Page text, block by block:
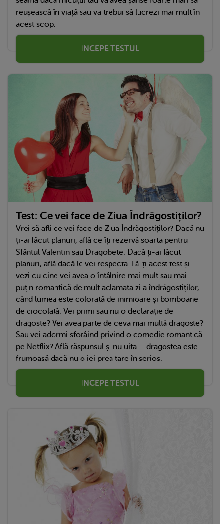
reușească în viață sau va trebui să lucrezi mai mult în
acest scop.
INCEPE TESTUL
Test: Ce vei face de Ziua Îndrăgostiților?
Vrei să afli ce vei face de Ziua Îndrăgostiților? Dacă nu
ți-ai făcut planuri, află ce îți rezervă soarta pentru
Sfântul Valentin sau Dragobete. Dacă ți-ai făcut
planuri, află dacă le vei respecta. Fă-ți acest test și
vezi cu cine vei avea o întâlnire mai mult sau mai
puțin romantică de mult aclamata zi a îndrăgostiților,
când lumea este colorată de inimioare și bomboane
de ciocolată. Vei primi sau nu o declarație de
dragoste? Vei avea parte de ceva mai multă dragoste?
Sau vei adormi sforâind privind o comedie romantică
pe Netflix? Află răspunsul și nu uita ... dragostea este
frumoasă dacă nu o iei prea tare în serios.
INCEPE TESTUL